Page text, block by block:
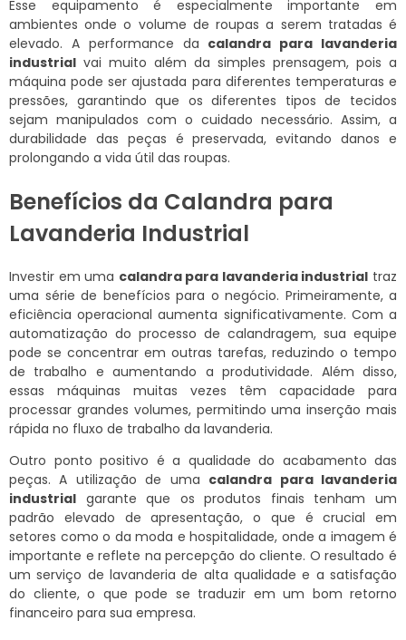
Esse equipamento é especialmente importante em
ambientes onde o volume de roupas a serem tratadas é
elevado. A performance da calandra para lavanderia
industrial vai muito além da simples prensagem, pois a
máquina pode ser ajustada para diferentes temperaturas e
pressões, garantindo que os diferentes tipos de tecidos
sejam manipulados com o cuidado necessário. Assim, a
durabilidade das peças é preservada, evitando danos e
prolongando a vida útil das roupas.
Benefícios da Calandra para
Lavanderia Industrial
Investir em uma calandra para lavanderia industrial traz
uma série de benefícios para o negócio. Primeiramente, a
eficiência operacional aumenta significativamente. Com a
automatização do processo de calandragem, sua equipe
pode se concentrar em outras tarefas, reduzindo o tempo
de trabalho e aumentando a produtividade. Além disso,
essas máquinas muitas vezes têm capacidade para
processar grandes volumes, permitindo uma inserção mais
rápida no fluxo de trabalho da lavanderia.
Outro ponto positivo é a qualidade do acabamento das
peças. A utilização de uma calandra para lavanderia
industrial garante que os produtos finais tenham um
padrão elevado de apresentação, o que é crucial em
setores como o da moda e hospitalidade, onde a imagem é
importante e reflete na percepção do cliente. O resultado é
um serviço de lavanderia de alta qualidade e a satisfação
do cliente, o que pode se traduzir em um bom retorno
financeiro para sua empresa.